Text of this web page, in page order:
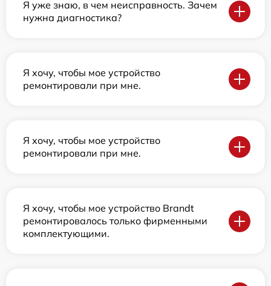
Я уже знаю, в чем неисправность. Зачем
нужна диагностика?
Я хочу, чтобы мое устройство
ремонтировали при мне.
Я хочу, чтобы мое устройство
ремонтировали при мне.
Я хочу, чтобы мое устройство Brandt
ремонтировалось только фирменными
комплектующими.